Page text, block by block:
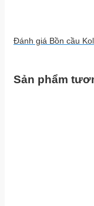
Đánh giá Bồn cầu
Sản phẩm